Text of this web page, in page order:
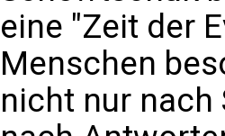
eine "Zeit der
Menschen
nicht nur nach